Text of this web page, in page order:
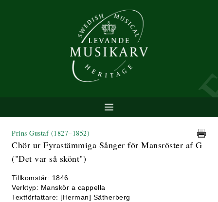
Prins Gustaf (1827−1852)
Chör ur Fyrastämmiga Sånger för Mansröster af G
("Det var så skönt")
Tillkomstår: 1846
Verktyp: Manskör a cappella
Textförfattare: [Herman] Sätherberg